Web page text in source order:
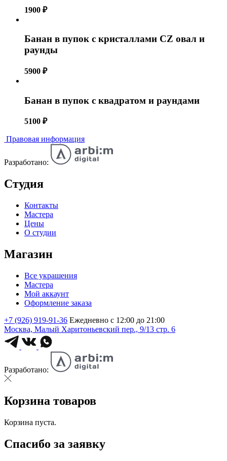
1900 ₽
Банан в пупок с кристаллами CZ овал и
раунды
5900 ₽
Банан в пупок с квадратом и раундами
5100 ₽
Правовая информация
Разработано:
Студия
Контакты
Мастера
Цены
О студии
Магазин
Все украшения
Мастера
Мой аккаунт
Оформление заказа
+7 (926) 919-91-36 Ежедневно с 12:00 до 21:00
Москва, Малый Харитоньевский пер., 9/13 стр. 6
Разработано:
Корзина товаров
Корзина пуста.
Спасибо за заявку